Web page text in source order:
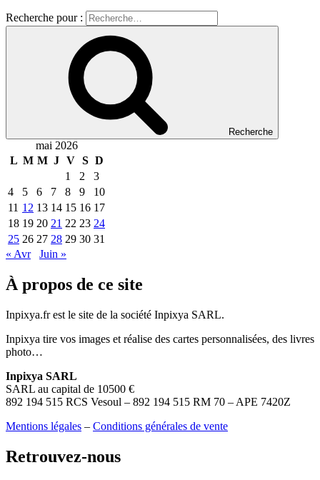
Recherche pour :
Recherche
mai 2026
L M M J V S D
1
2
3
4
5 6 7 8 9
10
11 12 13 14 15 16 17
18 19 20 21 22 23 24
25 26 27 28 29 30 31
« Avr
Juin »
À propos de ce site
Inpixya.fr est le site de la société Inpixya SARL.
Inpixya tire vos images et réalise des cartes personnalisées, des livres
photo…
Inpixya SARL
SARL au capital de 10500 €
892 194 515 RCS Vesoul – 892 194 515 RM 70 – APE 7420Z
Mentions légales – Conditions générales de vente
Retrouvez-nous